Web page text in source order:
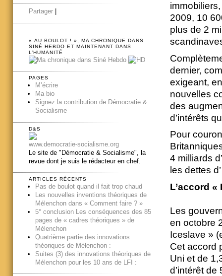
2009, 10
plus de 2
dernier,
exigeant,
nouvelles
des
d’intérêts
Pour
4 milliards
les dettes
L’accord
Les
en octobre
Iceslave »
Cet accord
Uni et de
d’intérêt de
Partager
« AU BOULOT ! », MA CHRONIQUE DANS
SINÉ HEBDO ET MAINTENANT DANS
L’HUMANITÉ
PAGES
M’écrire
Ma bio
Signez la contribution de Démocratie &
Socialisme
D&S
www.democratie-socialisme.org
Le site de "Démocratie & Socialisme", la
revue dont je suis le rédacteur en chef.
ARTICLES RÉCENTS
Pas de boulot quand il fait trop chaud
Les nouvelles inventions théoriques de
Mélenchon dans « Comment faire ? »
5° conclusion Les conséquences des 85
pages de « cadres théoriques » de
Mélenchon
Quatrième partie des innovations
théoriques de Mélenchon :
Suites (3) des innovations théoriques de
Mélenchon pour les 10 ans de LFI :